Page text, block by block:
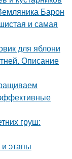
Барон
и самая
для яблони
Описание
груш:
этапы